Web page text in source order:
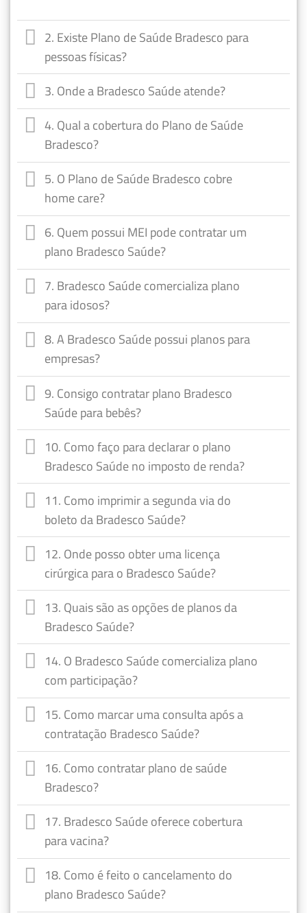
2. Existe Plano de Saúde Bradesco para
pessoas físicas?
3. Onde a Bradesco Saúde atende?
4. Qual a cobertura do Plano de Saúde
Bradesco?
5. O Plano de Saúde Bradesco cobre
home care?
6. Quem possui MEI pode contratar um
plano Bradesco Saúde?
7. Bradesco Saúde comercializa plano
para idosos?
8. A Bradesco Saúde possui planos para
empresas?
9. Consigo contratar plano Bradesco
Saúde para bebês?
10. Como faço para declarar o plano
Bradesco Saúde no imposto de renda?
11. Como imprimir a segunda via do
boleto da Bradesco Saúde?
12. Onde posso obter uma licença
cirúrgica para o Bradesco Saúde?
13. Quais são as opções de planos da
Bradesco Saúde?
14. O Bradesco Saúde comercializa plano
com participação?
15. Como marcar uma consulta após a
contratação Bradesco Saúde?
16. Como contratar plano de saúde
Bradesco?
17. Bradesco Saúde oferece cobertura
para vacina?
18. Como é feito o cancelamento do
plano Bradesco Saúde?